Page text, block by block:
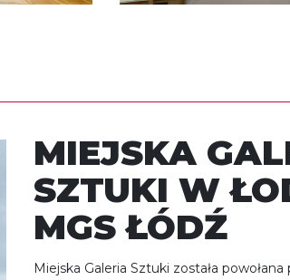
MIEJSKA
SZTUKI W
MGS ŁÓDŹ
Miejska Galeria Sztuki została